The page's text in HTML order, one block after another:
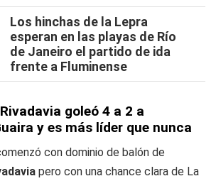
Los hinchas de la Lepra
esperan en las playas de Río
de Janeiro el partido de ida
frente a Fluminense
goleó 4 a 2 a
y es más líder que nunca
con dominio de balón de
pero con una chance clara de La